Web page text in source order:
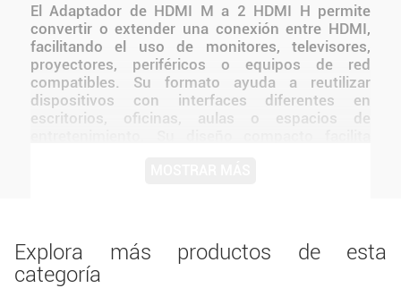
El Adaptador de HDMI M a 2 HDMI H permite
convertir o extender una conexión entre HDMI,
facilitando el uso de monitores, televisores,
proyectores, periféricos o equipos de red
compatibles. Su formato ayuda a reutilizar
dispositivos con interfaces diferentes en
escritorios, oficinas, aulas o espacios de
uso cotidiano.
Explora más productos de esta
categoría